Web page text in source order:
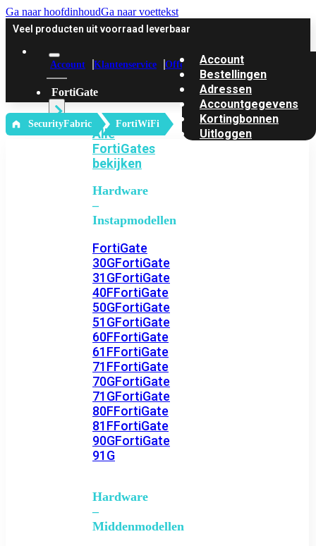
Ga naar hoofdinhoudGa naar voettekst
Veel producten uit voorraad leverbaar
Account Klantenservice Offerte
FortiGate
Alle
FortiGates
bekijken
Hardware
–
Instapmodellen
FortiGate
30GFortiGate
31GFortiGate
40FFortiGate
50GFortiGate
51GFortiGate
60FFortiGate
61FFortiGate
71FFortiGate
70GFortiGate
71GFortiGate
80FFortiGate
81FFortiGate
90GFortiGate
91G
Hardware
–
Middenmodellen
Account
Bestellingen
Adressen
Accountgegevens
Kortingbonnen
Uitloggen
‎ SecurityFabric FortiWiFi